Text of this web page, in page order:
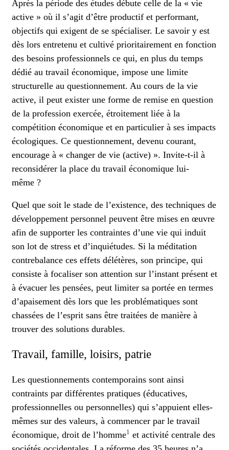
Après la période des études débute celle de la « vie
active » où il s’agit d’être productif et performant,
objectifs qui exigent de se spécialiser. Le savoir y est
dès lors entretenu et cultivé prioritairement en fonction
des besoins professionnels ce qui, en plus du temps
dédié au travail économique, impose une limite
structurelle au questionnement. Au cours de la vie
active, il peut exister une forme de remise en question
de la profession exercée, étroitement liée à la
compétition économique et en particulier à ses impacts
écologiques. Ce questionnement, devenu courant,
encourage à « changer de vie (active) ». Invite-t-il à
reconsidérer la place du travail économique lui-
même ?
Quel que soit le stade de l’existence, des techniques de
développement personnel peuvent être mises en œuvre
afin de supporter les contraintes d’une vie qui induit
son lot de stress et d’inquiétudes. Si la méditation
contrebalance ces effets délétères, son principe, qui
consiste à focaliser son attention sur l’instant présent et
à évacuer les pensées, peut limiter sa portée en termes
d’apaisement dès lors que les problématiques sont
chassées de l’esprit sans être traitées de manière à
trouver des solutions durables.
Travail, famille, loisirs, patrie
Les questionnements contemporains sont ainsi
contraints par différentes pratiques (éducatives,
professionnelles ou personnelles) qui s’appuient elles-
mêmes sur des valeurs, à commencer par le travail
économique, droit de l’homme1 et activité centrale des